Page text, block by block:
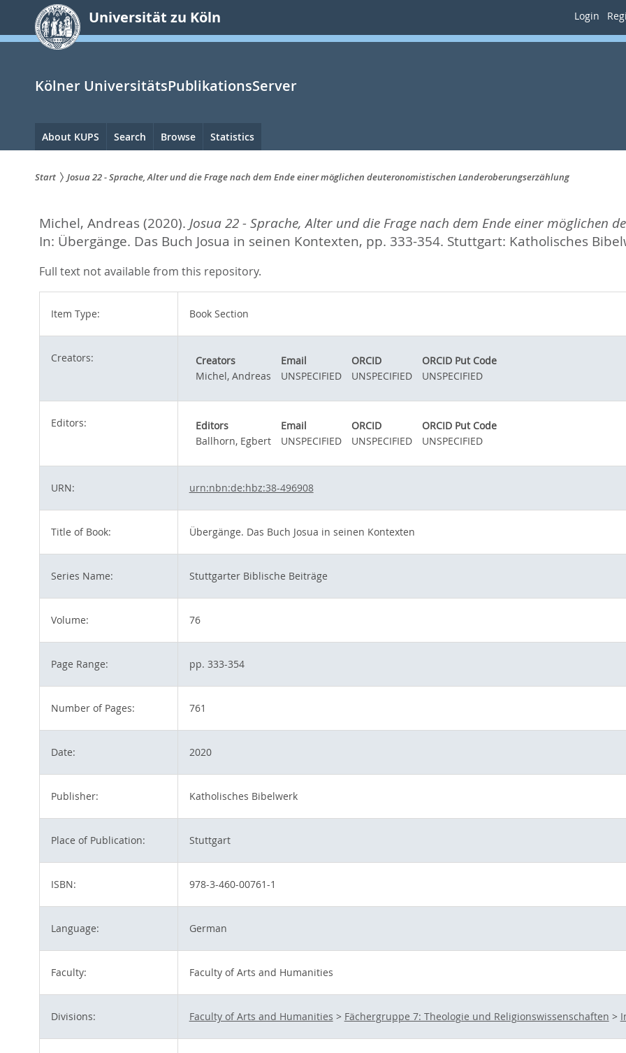
springen
Universität zu Köln Login
Kölner UniversitätsPublikationsServer
Hauptnavigation
About KUPS Search Browse Statistics
sind
hier:
Start Josua 22 - Sprache, Alter und die Frage nach dem Ende einer möglichen deuteronomistischen Landeroberungserzählung
Michel, Andreas (2020). Josua 22 - Sprache, Alter und die Frage nach dem Ende einer möglichen
In: Übergänge. Das Buch Josua in seinen Kontexten, pp. 333-354. Stuttgart: Katholisches
Full text not available from this repository.
Item Type: Book Section
Creators: Creators Email ORCID
ORCID Put Code
Michel, Andreas
UNSPECIFIED UNSPECIFIED UNSPECIFIED
Editors: Editors Email ORCID
ORCID Put Code
Ballhorn, Egbert
UNSPECIFIED UNSPECIFIED UNSPECIFIED
URN: urn:nbn:de:hbz:38-496908
Title of Book: Übergänge. Das Buch Josua in seinen Kontexten
Series Name: Stuttgarter Biblische Beiträge
Volume: 76
Page Range: pp. 333-354
Number of Pages: 761
Date: 2020
Publisher: Katholisches Bibelwerk
Place of Publication: Stuttgart
ISBN: 978-3-460-00761-1
Language: German
Faculty: Faculty of Arts and Humanities
Divisions: Faculty of Arts and Humanities > Fächergruppe 7: Theologie und Religionswissenschaften >